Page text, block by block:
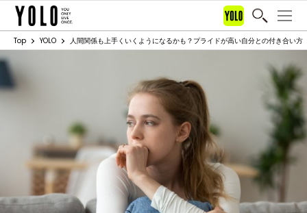
Top YOLO 人間関係も上手くいくようになるかも？プライドが高い自分との付き合い方